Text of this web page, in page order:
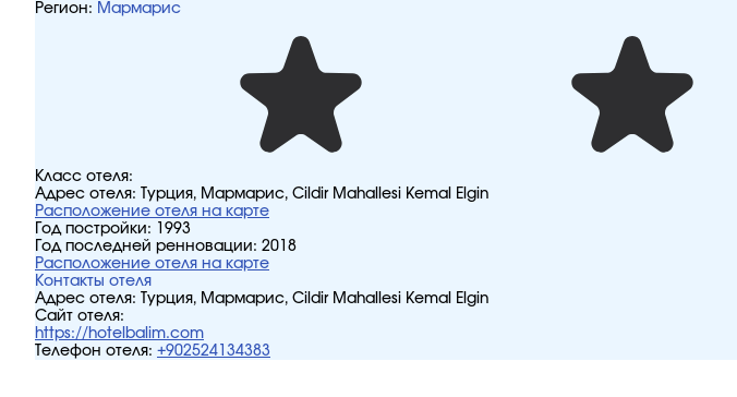
Регион: Мармарис
Класс отеля:
Адрес отеля:
Турция, Мармарис, Cildir Mahallesi Kemal Elgin
Расположение отеля на карте
Год постройки:
1993
Год последней ренновации: 2018
Расположение отеля на карте
Контакты отеля
Адрес отеля:
Турция, Мармарис, Cildir Mahallesi Kemal Elgin
Сайт отеля:
https://hotelbalim.com
Телефон отеля: +902524134383